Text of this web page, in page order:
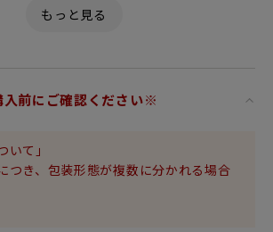
アへの色々な旅をテーマにしたコレクシ
ト」。
前にご確認ください※
いて」
つき、包装形態が複数に分かれる場合